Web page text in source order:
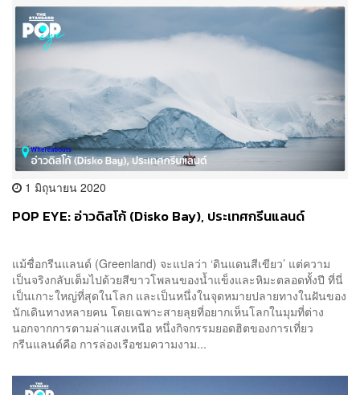
1 มิถุนายน 2020
POP EYE: อ่าวดิสโก้ (Disko Bay), ประเทศกรีนแลนด์
แม้ชื่อกรีนแลนด์ (Greenland) จะแปลว่า ‘ดินแดนสีเขียว’ แต่ความ
เป็นจริงกลับเต็มไปด้วยสีขาวโพลนของน้ำแข็งและหิมะตลอดทั้งปี ที่นี่
เป็นเกาะใหญ่ที่สุดในโลก และเป็นหนึ่งในจุดหมายปลายทางในฝันของ
นักเดินทางหลายคน โดยเฉพาะสายลุยที่อยากเห็นโลกในมุมที่ต่าง
นอกจากการตามล่าแสงเหนือ หนึ่งกิจกรรมยอดฮิตของการเที่ยว
กรีนแลนด์คือ การล่องเรือชมความงาม...